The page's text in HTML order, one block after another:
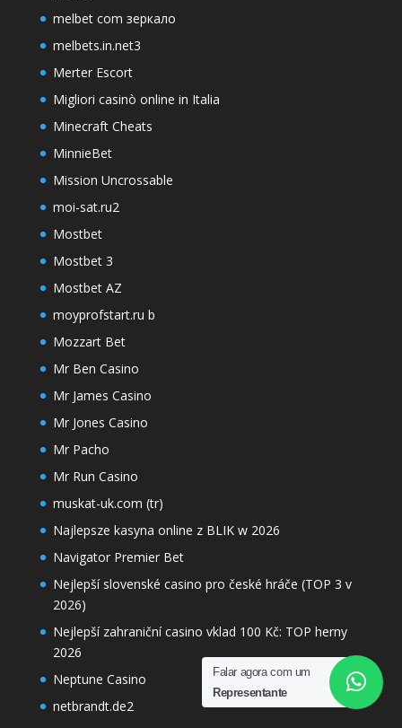
Falar agora com um
Representante
melbet com зеркало
melbets.in.net3
Merter Escort
Migliori casinò online in Italia
Minecraft Cheats
MinnieBet
Mission Uncrossable
moi-sat.ru2
Mostbet
Mostbet 3
Mostbet AZ
moyprofstart.ru b
Mozzart Bet
Mr Ben Casino
Mr James Casino
Mr Jones Casino
Mr Pacho
Mr Run Casino
muskat-uk.com (tr)
Najlepsze kasyna online z BLIK w 2026
Navigator Premier Bet
Nejlepší slovenské casino pro české hráče (TOP 3 v
2026)
Nejlepší zahraniční casino vklad 100 Kč: TOP herny
2026
Neptune Casino
netbrandt.de2